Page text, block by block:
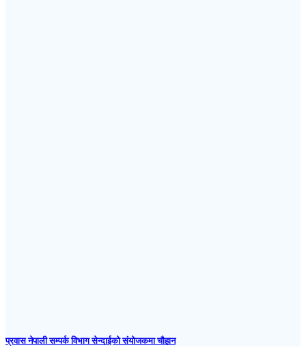
प्रवास नेपाली सम्पर्क विभाग सेन्दाईको संयोजकमा चौहान